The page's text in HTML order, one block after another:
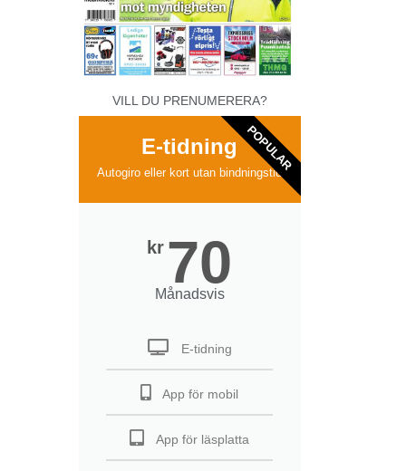
VILL DU PRENUMERERA?
E-tidning
Autogiro eller kort utan bindningstid
kr 70
Månadsvis
E-tidning
App för mobil
App för läsplatta
POPULAR